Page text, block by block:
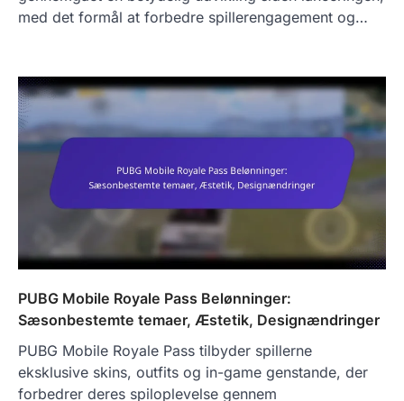
med det formål at forbedre spillerengagement og…
PUBG Mobile Royale Pass Belønninger:
Sæsonbestemte temaer, Æstetik, Designændringer
PUBG Mobile Royale Pass tilbyder spillerne
eksklusive skins, outfits og in-game genstande, der
forbedrer deres spiloplevelse gennem